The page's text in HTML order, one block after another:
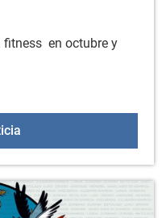
fitness en octubre y
Servicio de